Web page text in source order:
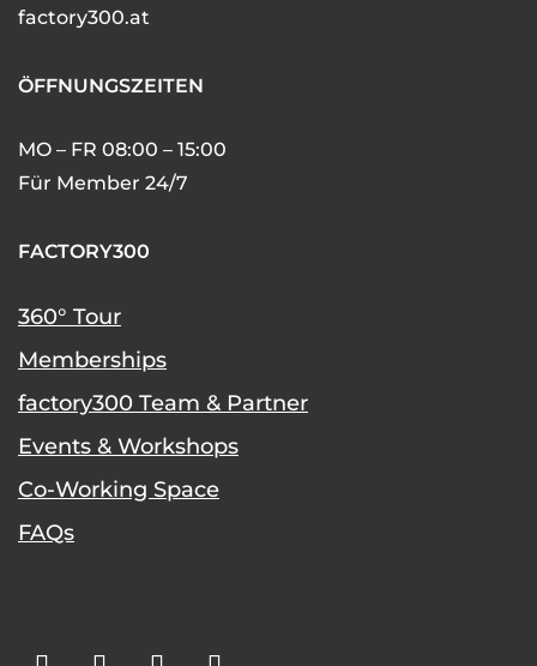
factory300.at
ÖFFNUNGSZEITEN
MO – FR 08:00 – 15:00
Für Member 24/7
FACTORY300
360° Tour
Memberships
factory300 Team & Partner
Events & Workshops
Co-Working Space
FAQs